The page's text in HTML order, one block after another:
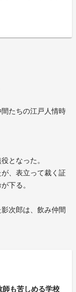
たちの江戸人情時
となった。
、表立って裁く証
下る。
次郎は、飲み仲間
も苦しめる学校